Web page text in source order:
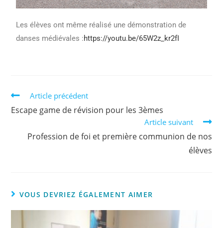
Les élèves ont même réalisé une démonstration de
danses médiévales :https://youtu.be/65W2z_kr2fI
Article précédent
Escape game de révision pour les 3èmes
Article suivant
Profession de foi et première communion de nos
élèves
VOUS DEVRIEZ ÉGALEMENT AIMER